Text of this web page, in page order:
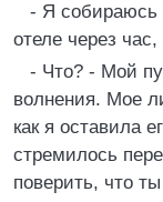
- Я собираюсь
отеле через
- Что? - Мой
волнения. Мое
как я оставила
стремилось
поверить, что